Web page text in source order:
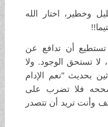
وخطير، اختار الله
أن تدافع عن
تستحق الوجود. ولا
بحديث "نعم الإدام
فلا تضرب على
وأنت تريد أن تتصدر